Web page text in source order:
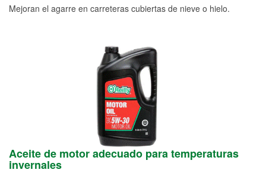
Mejoran el agarre en carreteras cubiertas de nieve o hielo.
Aceite de motor adecuado para temperaturas
invernales